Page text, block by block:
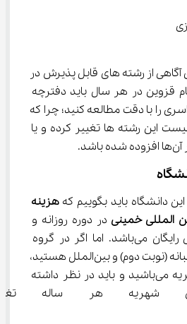
آگاهی از رشته های قابل پذیرش در
قزوین در هر سال باید دفترچه
را با دقت مطالعه کنید؛ چرا که
این رشته ها تغییر کرده و یا
دانشگاه باید بگوییم که هزینه
المللی خمینی در دوره روزانه و
برای دانشجویان داخلی رایگان می‌باشد. اما اگر در گروه
دانشجویان دوره‌های شبانه (نوبت دوم) و بین‌الملل هستید،
موظف به پرداخت شهریه می‌باشید و باید در نظر داشته
شهریه هر ساله